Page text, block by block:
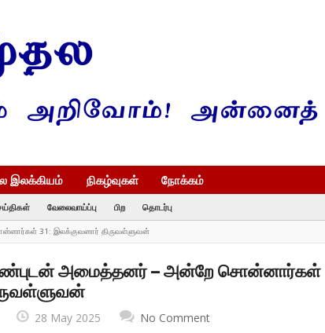
இலக்கியம் நிகழ்வுகள் நோக்கம்
வேலைவாய்ப்பு பிற தொடர்பு
31: இலக்குவனார் திருவள்ளுவன்
அமைத்தனர் – அன்றே சொன்னார்கள்
28 May 2025 No Comment